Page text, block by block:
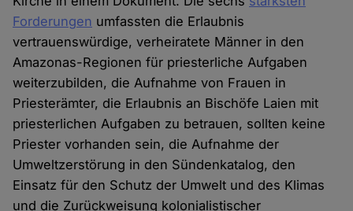
Forderungen umfassten die Erlaubnis
vertrauenswürdige, verheiratete Männer in den
Amazonas-Regionen für priesterliche Aufgaben
weiterzubilden, die Aufnahme von Frauen in
Priesterämter, die Erlaubnis an Bischöfe Laien mit
priesterlichen Aufgaben zu betrauen, sollten keine
Priester vorhanden sein, die Aufnahme der
Umweltzerstörung in den Sündenkatalog, den
Einsatz für den Schutz der Umwelt und des Klimas
und die Zurückweisung kolonialistischer